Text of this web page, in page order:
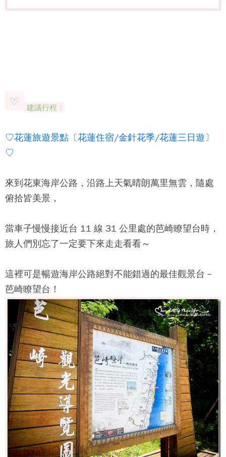
建議行程：
♡花蓮旅遊景點〔花蓮住宿/金針花季/花蓮三日遊〕
♡
來到花東海岸公路，沿路上天氣晴朗萬里無雲，隨處
俯拾皆美景，
當車子慢慢接近台 11 線 31 公里處的芭崎瞭望台時，
旅人們別忘了一定要下來走走看看～
這裡可是暢遊海岸公路絕對不能錯過的最佳觀景台－
芭崎瞭望台 ！